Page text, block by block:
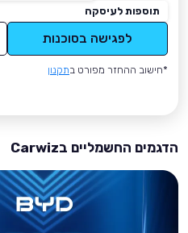
תוספות לעיסקה
לפגישה בסוכנות
*חישוב ההחזר מפורט בתקנון
הדגמים החשמליים בCarwiz